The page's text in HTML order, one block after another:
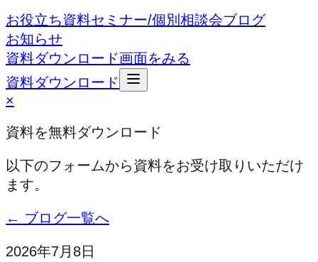
お役立ち資料セミナー/個別相談会ブログ
お知らせ
資料ダウンロード画面をみる
資料ダウンロード
×
資料を無料ダウンロード
以下のフォームから資料をお受け取りいただけ
ます。
← ブログ一覧へ
2026年7月8日